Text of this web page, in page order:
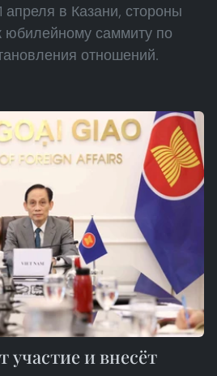
апреля в Казани, стороны
юбилейному саммиту по
отношений.
участие и внесёт